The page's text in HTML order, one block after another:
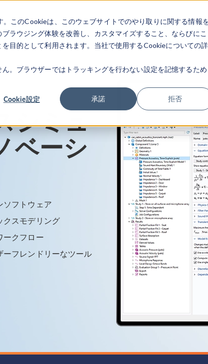
このCookieは、このウェブサイトでのやり取りに関する情報
ラウジング体験を改善し、カスタマイズすること、ならびにこ
目的として利用されます。当社で使用するCookieについての詳
。ブラウザーではトラッキングを行わない設定を記憶するため
Cookie設定 承諾 拒否
製品 業界 ビデオギャラリ
シミュ
ベーシ
ソフトウェア
クスモデリング
ークフロー
フレンドリーなツール